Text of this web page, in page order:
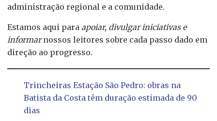
administração regional e a comunidade.
Estamos aqui para apoiar, divulgar iniciativas e
informarnossos leitores sobre cada passo dado em
direção ao progresso.
Trincheiras Estação São Pedro: obras na
Batista da Costa têm duração estimada de 90
dias